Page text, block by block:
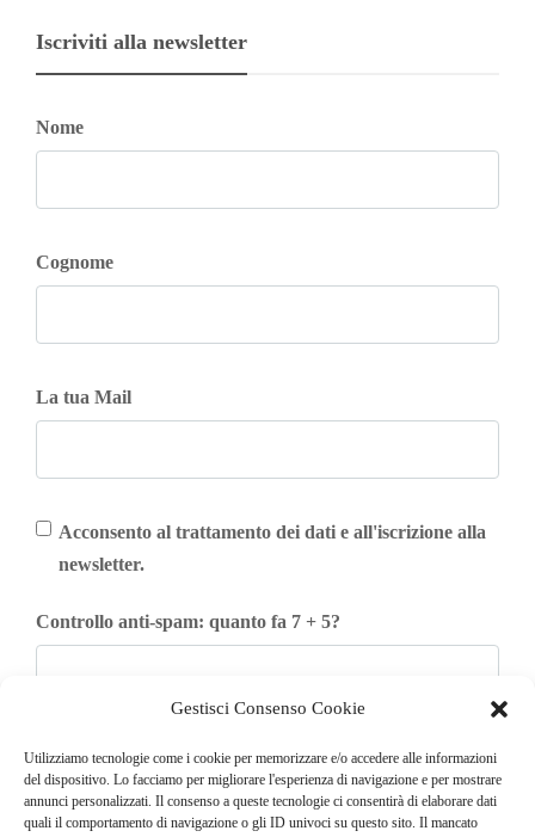
Gestisci Consenso Cookie
Utilizziamo tecnologie come i cookie per memorizzare e/o accedere alle informazioni
del dispositivo. Lo facciamo per migliorare l'esperienza di navigazione e per mostrare
annunci personalizzati. Il consenso a queste tecnologie ci consentirà di elaborare dati
quali il comportamento di navigazione o gli ID univoci su questo sito. Il mancato
Iscriviti alla newsletter
Nome
Cognome
La tua Mail
Acconsento al trattamento dei dati e all'iscrizione alla
newsletter.
Controllo anti-spam: quanto fa 7 + 5?
Iscriviti